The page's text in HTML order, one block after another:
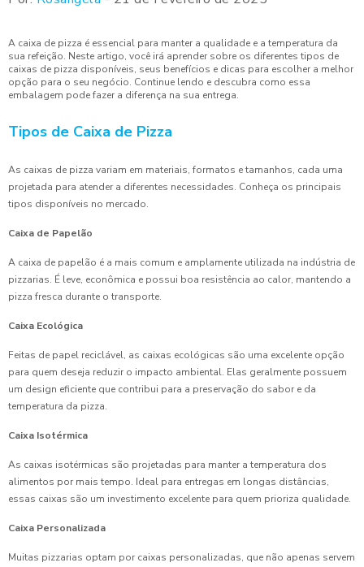
A caixa de pizza é essencial para manter a qualidade e a temperatura da
sua refeição. Neste artigo, você irá aprender sobre os diferentes tipos de
caixas de pizza disponíveis, seus benefícios e dicas para escolher a melhor
opção para o seu negócio. Continue lendo e descubra como essa
embalagem pode fazer a diferença na sua entrega.
Tipos de Caixa de Pizza
As caixas de pizza variam em materiais, formatos e tamanhos, cada uma
projetada para atender a diferentes necessidades. Conheça os principais
tipos disponíveis no mercado.
Caixa de Papelão
A caixa de papelão é a mais comum e amplamente utilizada na indústria de
pizzarias. É leve, econômica e possui boa resistência ao calor, mantendo a
pizza fresca durante o transporte.
Caixa Ecológica
Feitas de papel reciclável, as caixas ecológicas são uma excelente opção
para quem deseja reduzir o impacto ambiental. Elas geralmente possuem
um design eficiente que contribui para a preservação do sabor e da
temperatura da pizza.
Caixa Isotérmica
As caixas isotérmicas são projetadas para manter a temperatura dos
alimentos por mais tempo. Ideal para entregas em longas distâncias,
essas caixas são um investimento excelente para quem prioriza qualidade.
Caixa Personalizada
Muitas pizzarias optam por caixas personalizadas, que não apenas servem